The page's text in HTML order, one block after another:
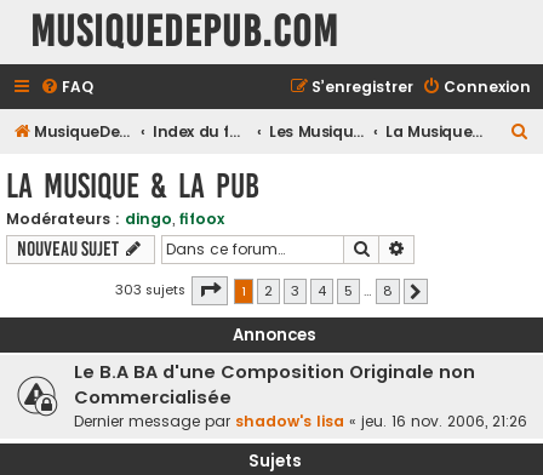
MusiqueDePub.com
FAQ Connexion
S’enregistrer
MusiqueDePub.com Index du forum Les Musiques De Pubs La Musique & la Pub
c
h
La Musique & la Pub
Modérateurs : dingo, fifoox
Nouveau sujet Rechercher
303 sujets Page 1sur8
1 2 3 4 5 … 8
Annonces
Le B.A BA d'une Composition Originale non
Commercialisée
Dernier message par shadow's lisa « jeu. 16 nov. 2006, 21:26
Sujets